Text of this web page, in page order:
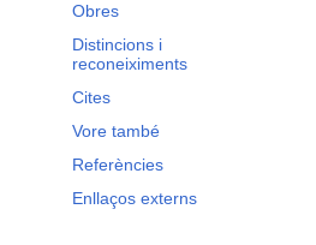
Obres
Distincions i
reconeiximents
Cites
Vore també
Referències
Enllaços externs